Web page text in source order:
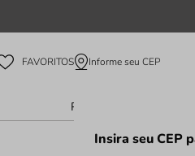
FAVORITOS Informe seu CEP
Insira seu CEP
Perfume Feminino